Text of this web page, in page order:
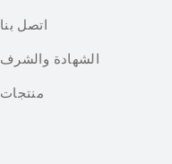
اتصل بنا
الشهادة والشرف
منتجات